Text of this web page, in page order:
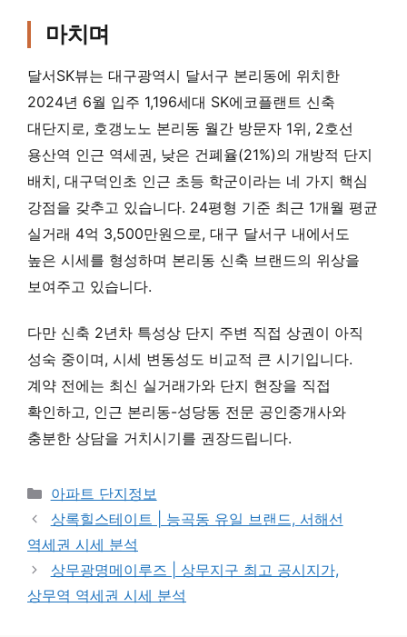
마치며
달서SK뷰는 대구광역시 달서구 본리동에 위치한
2024년 6월 입주 1,196세대 SK에코플랜트 신축
대단지로, 호갱노노 본리동 월간 방문자 1위, 2호선
용산역 인근 역세권, 낮은 건폐율(21%)의 개방적 단지
배치, 대구덕인초 인근 초등 학군이라는 네 가지 핵심
강점을 갖추고 있습니다. 24평형 기준 최근 1개월 평균
실거래 4억 3,500만원으로, 대구 달서구 내에서도
높은 시세를 형성하며 본리동 신축 브랜드의 위상을
보여주고 있습니다.
다만 신축 2년차 특성상 단지 주변 직접 상권이 아직
성숙 중이며, 시세 변동성도 비교적 큰 시기입니다.
계약 전에는 최신 실거래가와 단지 현장을 직접
확인하고, 인근 본리동-성당동 전문 공인중개사와
충분한 상담을 거치시기를 권장드립니다.
카테고리
아파트 단지정보
상록힐스테이트 | 능곡동 유일 브랜드, 서해선
역세권 시세 분석
상무광명메이루즈 | 상무지구 최고 공시지가,
상무역 역세권 시세 분석